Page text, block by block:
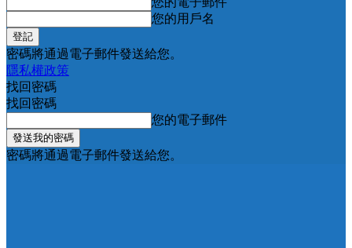
您的用戶名
密碼將通過電子郵件發送給您。
隱私權政策
找回密碼
找回密碼
您的電子郵件
密碼將通過電子郵件發送給您。